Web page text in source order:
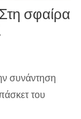
σφαίρα
συνάντηση
του